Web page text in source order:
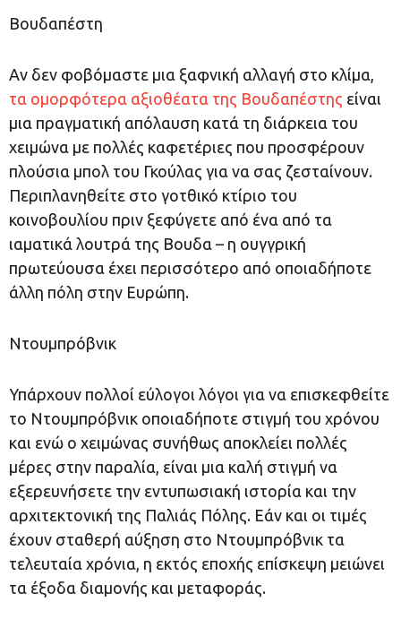
Βουδαπέστη
Αν δεν φοβόμαστε μια ξαφνική αλλαγή στο κλίμα,
τα ομορφότερα αξιοθέατα της Βουδαπέστης είναι
μια πραγματική απόλαυση κατά τη διάρκεια του
χειμώνα με πολλές καφετέριες που προσφέρουν
πλούσια μπολ του Γκούλας για να σας ζεσταίνουν.
Περιπλανηθείτε στο γοτθικό κτίριο του
κοινοβουλίου πριν ξεφύγετε από ένα από τα
ιαματικά λουτρά της Βουδα – η ουγγρική
πρωτεύουσα έχει περισσότερο από οποιαδήποτε
άλλη πόλη στην Ευρώπη.
Ντουμπρόβνικ
Υπάρχουν πολλοί εύλογοι λόγοι για να επισκεφθείτε
το Ντουμπρόβνικ οποιαδήποτε στιγμή του χρόνου
και ενώ ο χειμώνας συνήθως αποκλείει πολλές
μέρες στην παραλία, είναι μια καλή στιγμή να
εξερευνήσετε την εντυπωσιακή ιστορία και την
αρχιτεκτονική της Παλιάς Πόλης. Εάν και οι τιμές
έχουν σταθερή αύξηση στο Ντουμπρόβνικ τα
τελευταία χρόνια, η εκτός εποχής επίσκεψη μειώνει
τα έξοδα διαμονής και μεταφοράς.